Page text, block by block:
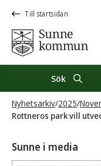
Till startsidan
Sök
Nyhetsarkiv/2025/
Rottneros park vill
Sunne i media